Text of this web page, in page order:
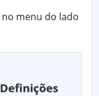
no menu do lado